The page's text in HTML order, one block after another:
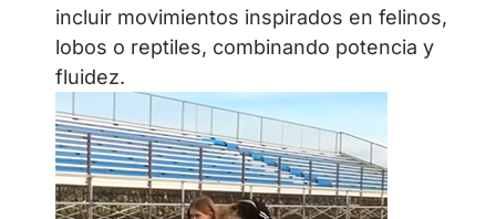
incluir movimientos inspirados en felinos,
lobos o reptiles, combinando potencia y
fluidez.